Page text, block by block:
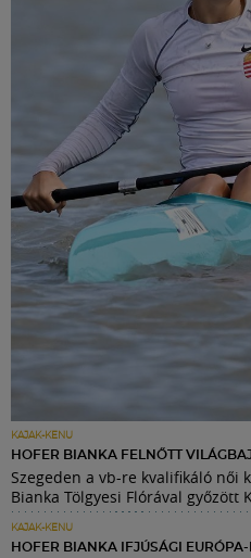
KAJAK-KENU
HOFER BIANKA FELNŐTT
Szegeden a vb-re kvalifikáló női
Bianka Tölgyesi Flórával győzött
KAJAK-KENU
HOFER BIANKA IFJÚSÁGI